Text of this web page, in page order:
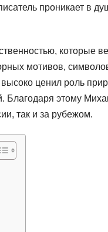
проникает в
которые
мотивов,
ценил роль
Благодаря этому
так и за рубежом.